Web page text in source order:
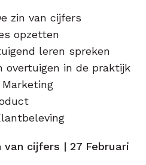
zin van cijfers
opzetten
leren spreken
overtuigen in de praktijk
Marketing
van cijfers | 27 Februari